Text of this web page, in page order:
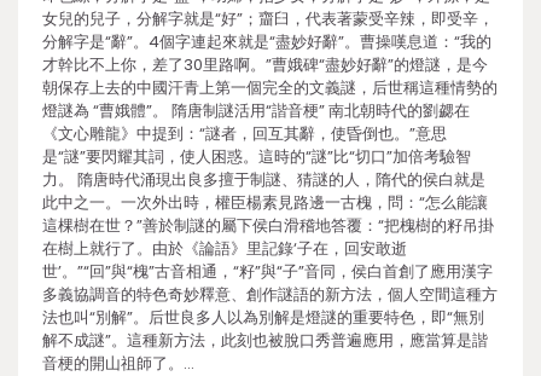
女兒的兒子，分解字就是“好”；齏臼，代表著蒙受辛辣，即受辛，
分解字是“辭”。4個字連起來就是“盡妙好辭”。曹操嘆息道：“我的
才幹比不上你，差了30里路啊。”曹娥碑“盡妙好辭”的燈謎，是今
朝保存上去的中國汗青上第一個完全的文義謎，后世稱這種情勢的
燈謎為 “曹娥體”。 隋唐制謎活用“諧音梗” 南北朝時代的劉勰在
《文心雕龍》中提到：“謎者，回互其辭，使昏倒也。”意思
是“謎”要閃耀其詞，使人困惑。這時的“謎”比“切口”加倍考驗智
力。 隋唐時代涌現出良多擅于制謎、猜謎的人，隋代的侯白就是
此中之一。一次外出時，權臣楊素見路邊一古槐，問：“怎么能讓
這棵樹在世？”善於制謎的屬下侯白滑稽地答覆：“把槐樹的籽吊掛
在樹上就行了。由於《論語》里記錄‘子在，回安敢逝
世’。”“回”與“槐”古音相通，“籽”與“子”音同，侯白首創了應用漢字
多義協調音的特色奇妙釋意、創作謎語的新方法，個人空間這種方
法也叫“別解”。后世良多人以為別解是燈謎的重要特色，即“無別
解不成謎”。這種新方法，此刻也被脫口秀普遍應用，應當算是諧
音梗的開山祖師了。…